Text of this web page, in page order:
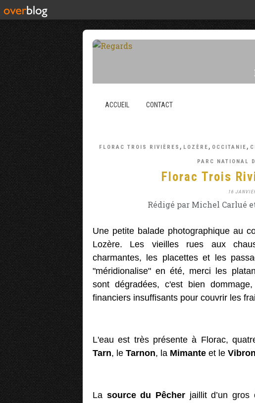
ACCUEIL CONTACT
FLORAC TROIS RIVIÈRES , LOZÈRE , OCCITANIE ,
PARC NATIONAL
Florac Trois
16
Rédigé par Michel Carlué
Une petite balade photographique au
Lozère. Les vieilles rues aux
charmantes, les placettes et les
"méridionalise" en été, merci les
sont dégradées, c'est bien
financiers insuffisants pour couvrir les
L'eau est très présente à Florac,
Tarn, le Tarnon, la Mimante et le Vibron
La source du Pêcher jaillit d’un